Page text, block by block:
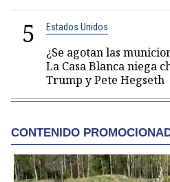
5 Estados Unidos
¿Se agotan las
La Casa Blanca niega
Trump y Pete Hegseth